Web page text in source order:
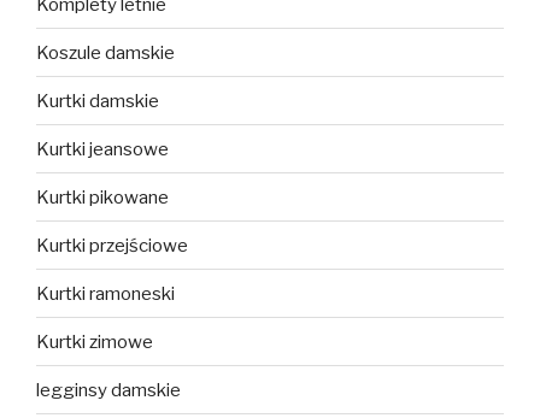
Komplety letnie
Koszule damskie
Kurtki damskie
Kurtki jeansowe
Kurtki pikowane
Kurtki przejściowe
Kurtki ramoneski
Kurtki zimowe
legginsy damskie